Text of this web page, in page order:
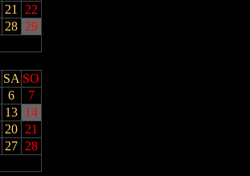
21
22
28 29
SA SO
6
7
13 14
20 21
27 28